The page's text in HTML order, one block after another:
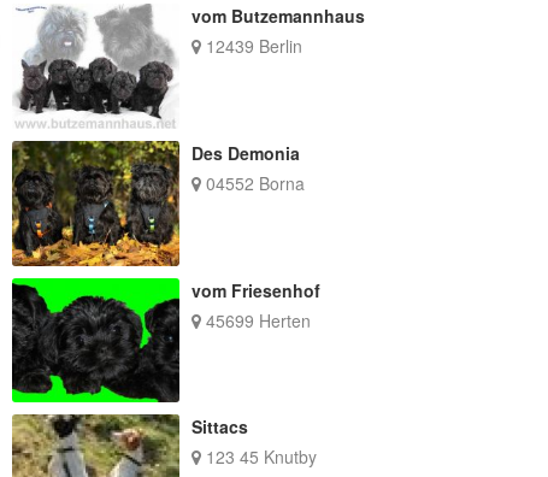
vom Butzemannhaus
12439 Berlin
Des Demonia
04552 Borna
vom Friesenhof
45699 Herten
Sittacs
123 45 Knutby